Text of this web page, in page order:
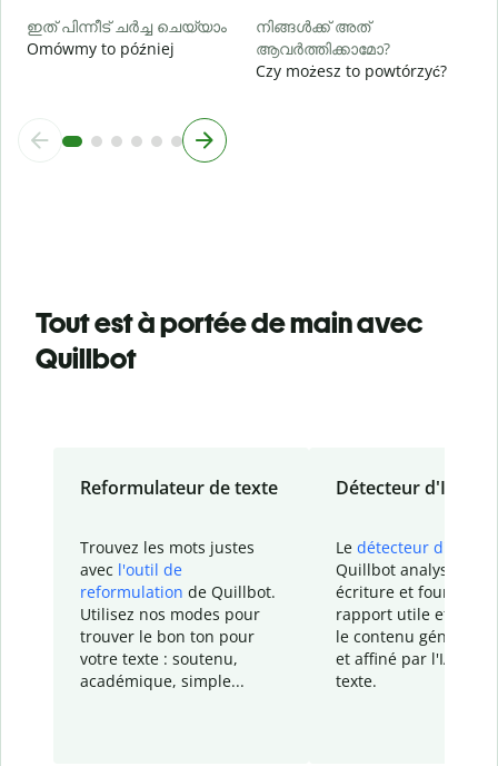
ഇത് പിന്നീട് ചർച്ച ചെയ്യാം
Omówmy to później
നിങ്ങൾക്ക് അത്
ആവർത്തിക്കാമോ?
Czy możesz to powtórzyć?
Tout est à portée de main avec
Quillbot
Reformulateur de texte
Trouvez les mots justes
avec l'outil de
reformulation de Quillbot.
Utilisez nos modes pour
trouver le bon ton pour
votre texte : soutenu,
académique, simple...
Détecteur d'IA
Le détecteur d'IA
Quillbot analyse votre
écriture et fournit un
rapport utile et
le contenu généré
et affiné par l'IA
texte.